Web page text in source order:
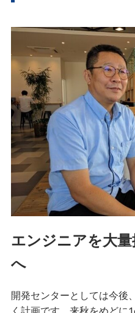
エンジニアを大
へ
開発センターとしては今後
く計画です。来秋をめどに